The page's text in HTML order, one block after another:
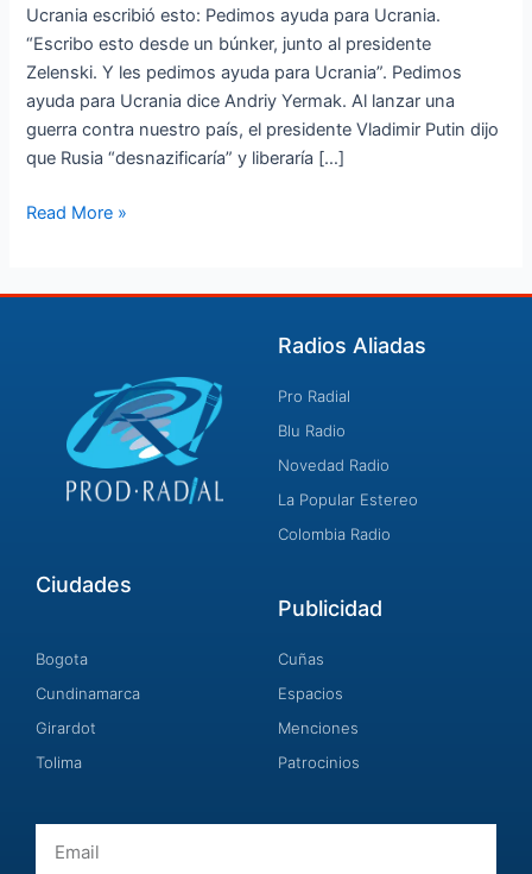
Ucrania escribió esto: Pedimos ayuda para Ucrania.
“Escribo esto desde un búnker, junto al presidente
Zelenski. Y les pedimos ayuda para Ucrania”. Pedimos
ayuda para Ucrania dice Andriy Yermak. Al lanzar una
guerra contra nuestro país, el presidente Vladimir Putin dijo
que Rusia “desnazificaría” y liberaría […]
Read More »
Radios Aliadas
Pro Radial
Blu Radio
Novedad Radio
La Popular Estereo
Colombia Radio
Ciudades
Bogota
Cundinamarca
Girardot
Tolima
Publicidad
Cuñas
Espacios
Menciones
Patrocinios